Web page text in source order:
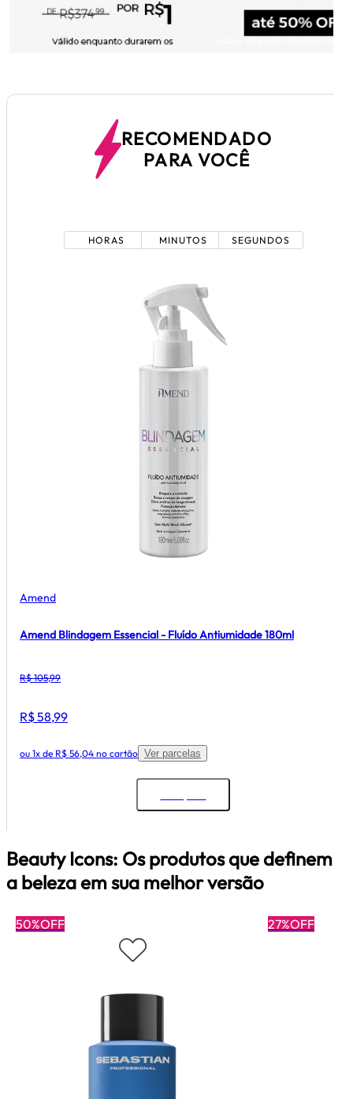
RECOMENDADO
PARA VOCÊ
HORAS MINUTOS SEGUNDOS
Amend
Amend Blindagem Essencial - Fluído Antiumidade 180ml
R$ 105,99
R$ 58,99
ou 1x de R$ 56,04 no cartão Ver parcelas
Beauty Icons: Os produtos que definem
a beleza em sua melhor versão
50%OFF 27%OFF